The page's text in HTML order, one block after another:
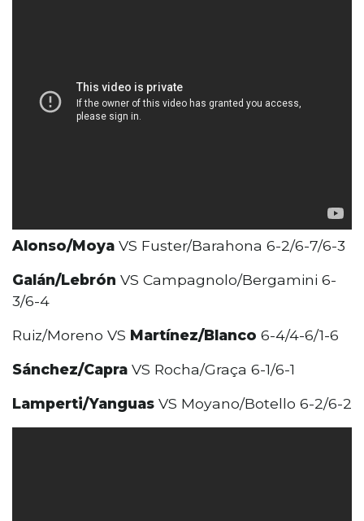
Alonso/Moya VS Fuster/Barahona 6-2/6-7/6-3
Galán/Lebrón VS Campagnolo/Bergamini 6-
3/6-4
Ruiz/Moreno VS Martínez/Blanco 6-4/4-6/1-6
Sánchez/Capra VS Rocha/Graça 6-1/6-1
Lamperti/Yanguas VS Moyano/Botello 6-2/6-2